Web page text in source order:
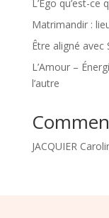
L’Ego qu’est-ce
Matrimandir :
Être aligné avec
L’Amour –
l’autre
JACQUIER